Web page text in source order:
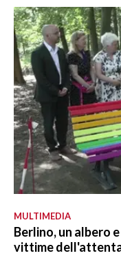
MULTIMEDIA
Berlino, un albero
vittime